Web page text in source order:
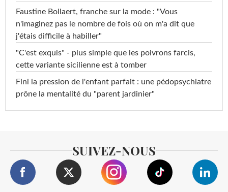
Faustine Bollaert, franche sur la mode : "Vous
n'imaginez pas le nombre de fois où on m'a dit que
j'étais difficile à habiller"
"C'est exquis" - plus simple que les poivrons farcis,
cette variante sicilienne est à tomber
Fini la pression de l'enfant parfait : une pédopsychiatre
prône la mentalité du "parent jardinier"
SUIVEZ-NOUS